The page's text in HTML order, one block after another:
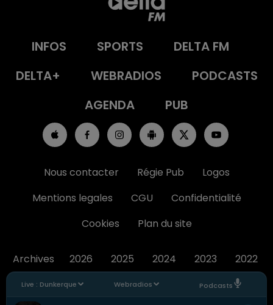
Live : Dunkerque Webradios Podcasts
INFOS SPORTS
DELTA FM
DELTA+
WEBRADIOS
PODCASTS
AGENDA
PUB
Nous contacter Régie Pub
Logos
Mentions legales
CGU
Confidentialité
Cookies
Plan du site
Archives 2026 2025 2024 2023 2022